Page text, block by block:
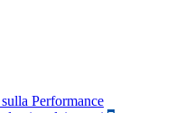
Performance